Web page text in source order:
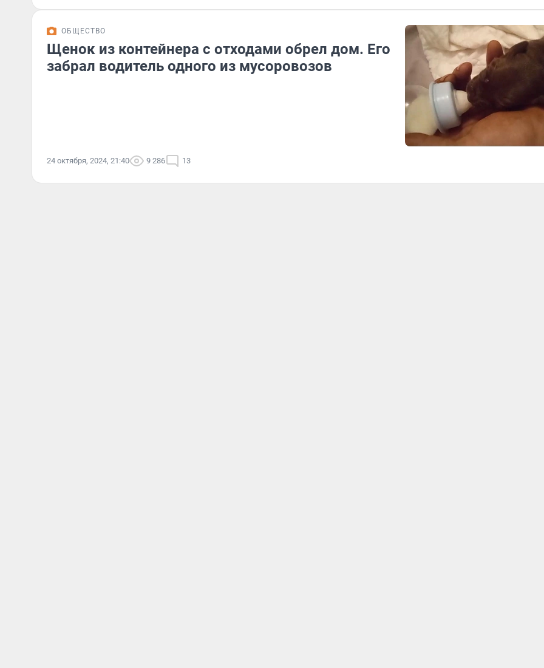
ОБЩЕСТВО
Щенок из контейнера с отходами обрел дом. Его
забрал водитель одного из мусоровозов
24 октября, 2024, 21:40 9 286 13